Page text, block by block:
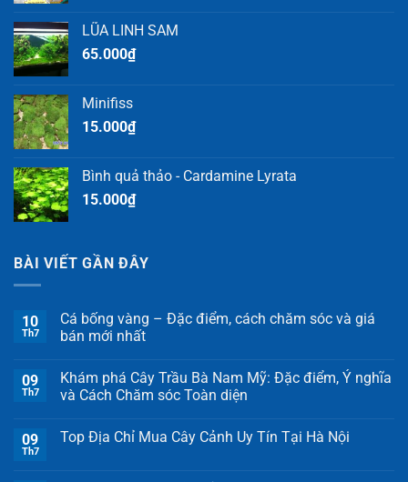
LŨA LINH SAM
65.000₫
Minifiss
15.000₫
Bình quả thảo - Cardamine Lyrata
15.000₫
BÀI VIẾT GẦN ĐÂY
10
Th7
Cá bống vàng – Đặc điểm, cách chăm sóc và giá
bán mới nhất
09
Th7
Khám phá Cây Trầu Bà Nam Mỹ: Đặc điểm, Ý nghĩa
và Cách Chăm sóc Toàn diện
09
Th7
Top Địa Chỉ Mua Cây Cảnh Uy Tín Tại Hà Nội